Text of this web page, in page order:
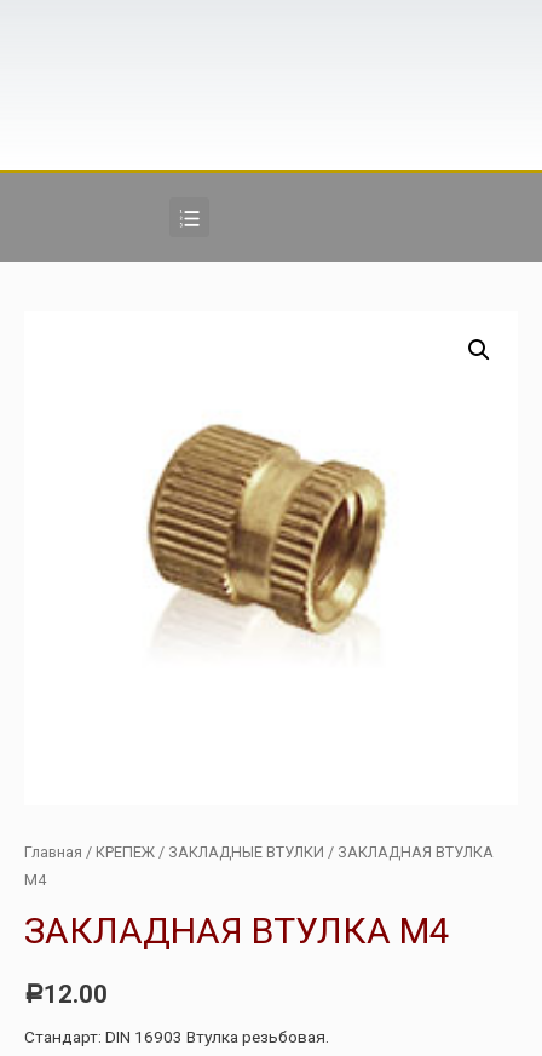
Главная / КРЕПЕЖ / ЗАКЛАДНЫЕ ВТУЛКИ / ЗАКЛАДНАЯ ВТУЛКА
М4
ЗАКЛАДНАЯ ВТУЛКА М4
Р12.00
Стандарт: DIN 16903 Втулка резьбовая.